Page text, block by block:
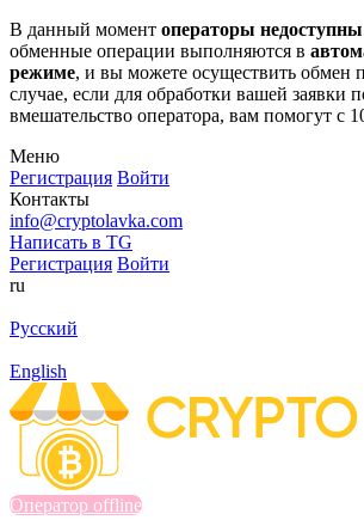
В данный момент операторы недоступны
обменные операции выполняются в
режиме, и вы можете осуществить обмен
случае, если для обработки вашей заявки
вмешательство оператора, вам помогут с
Меню
Регистрация Войти
Контакты
info@cryptolavka.com
Написать в TG
Регистрация Войти
ru
Русский
English
Оператор offline